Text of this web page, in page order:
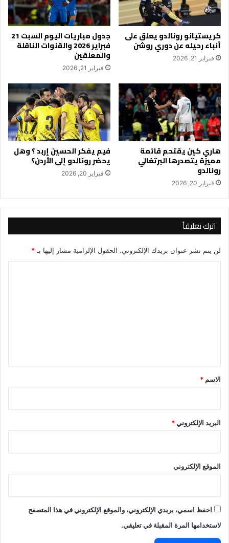
كريستيانو رونالدو يعلق على
أنباء رحيله عن دوري روشن
فبراير 21, 2026
جدول مباريات اليوم السبت 21
فبراير 2026 والقنوات الناقلة
والمعلقين
فبراير 21, 2026
هاري كين يقتحم قائمة
مميزة يتصدرها البرتغالي
رونالدو
فبراير 20, 2026
فيم يفكر الحسين إربد ؟ وهل
يحضر رونالدو إلى الأردن؟
فبراير 20, 2026
اترك تعليقاً
لن يتم نشر عنوان بريدك الإلكتروني. الحقول الإلزامية مشار إليها بـ *
*
الاسم *
البريد الإلكتروني*
الموقع الإلكتروني
احفظ اسمي، بريدي الإلكتروني، والموقع الإلكتروني في هذا المتصفح
لاستخدامها المرة المقبلة في تعليقي.